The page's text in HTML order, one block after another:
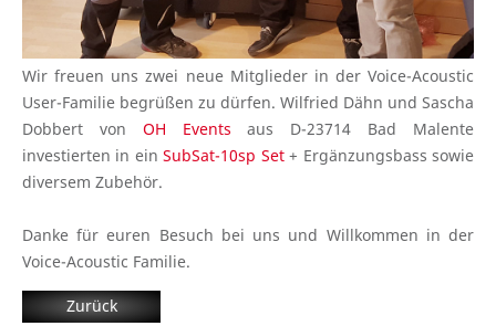
Wir freuen uns zwei neue Mitglieder in der Voice-Acoustic
User-Familie begrüßen zu dürfen. Wilfried Dähn und Sascha
Dobbert von OH Events aus D-23714 Bad Malente
investierten in einSubSat-10sp Set+ Ergänzungsbass sowie
diversem Zubehör.
Danke für euren Besuch bei uns und Willkommen in der
Voice-Acoustic Familie.
Zurück